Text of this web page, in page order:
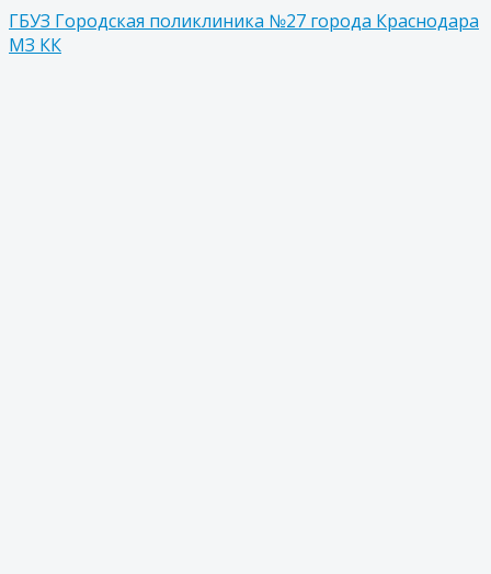
ГБУЗ Городская поликлиника №27 города Краснодара
МЗ КК